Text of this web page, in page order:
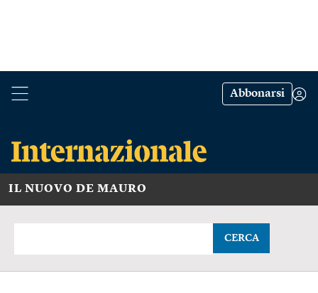
Abbonarsi
IL NUOVO DE MAURO
CERCA